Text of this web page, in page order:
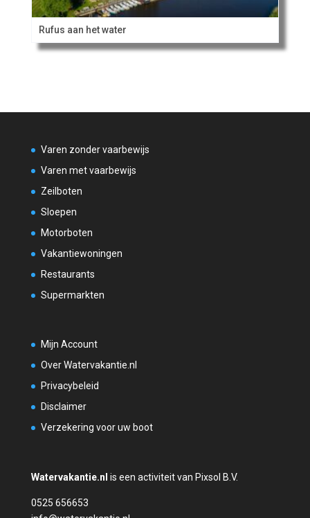
Rufus aan het water
Varen zonder vaarbewijs
Varen met vaarbewijs
Zeilboten
Sloepen
Motorboten
Vakantiewoningen
Restaurants
Supermarkten
Mijn Account
Over Watervakantie.nl
Privacybeleid
Disclaimer
Verzekering voor uw boot
Watervakantie.nl is een activiteit van Pixsol B.V.
0525 656653